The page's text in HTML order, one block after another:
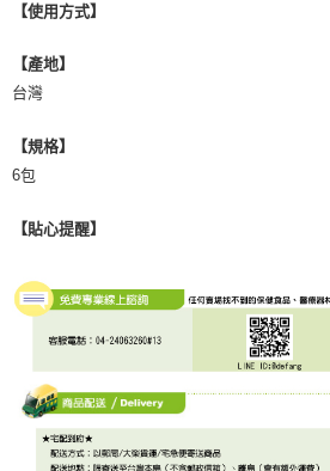
恩沛科技股份有限公司將有權停止該用戶之使
【使用方式】
【產地】
台灣
【規格】
6包
【貼心提醒】